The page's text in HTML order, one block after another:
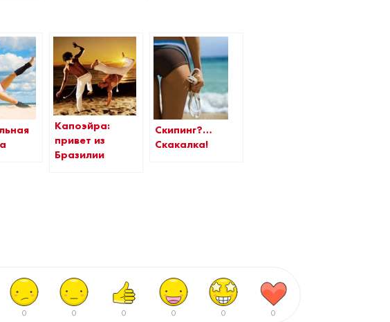
Капоэйра:
привет из
Бразилии
Скипинг?…
Скакалка!
0 0 0 0 0 0